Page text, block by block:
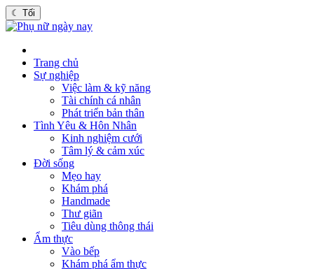
☾ Tối
Trang chủ
Sự nghiệp
Việc làm & kỹ năng
Tài chính cá nhân
Phát triển bản thân
Tình Yêu & Hôn Nhân
Kinh nghiệm cưới
Tâm lý & cảm xúc
Đời sống
Mẹo hay
Khám phá
Handmade
Thư giãn
Tiêu dùng thông thái
Ẩm thực
Vào bếp
Khám phá ẩm thực